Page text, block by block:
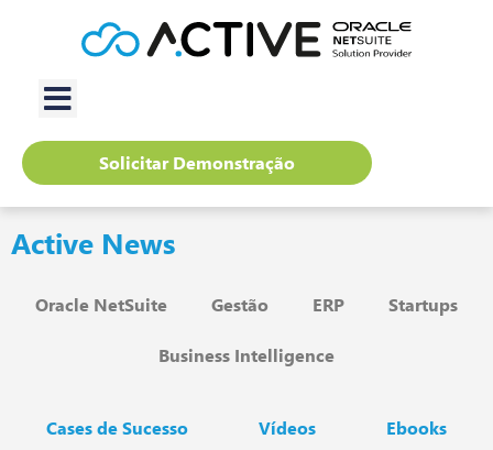
Solicitar Demonstração
Active News
Oracle NetSuite Gestão ERP Startups
Business Intelligence
Cases de Sucesso Vídeos Ebooks